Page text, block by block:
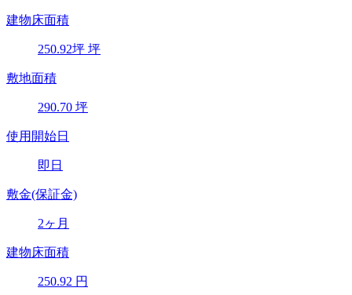
建物床面積
250.92坪 坪
敷地面積
290.70 坪
使用開始日
即日
敷金(保証金)
2ヶ月
建物床面積
250.92 円